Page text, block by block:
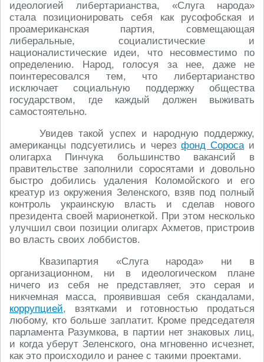
идеологией либертарианства, «Слуга народа»
стала позиционировать себя как русофобская и
проамериканская партия, совмещающая
либеральные, социалистические и
националистические идеи, что несовместимо по
определению. Народ, голосуя за нее, даже не
поинтересовался тем, что либертарианство
исключает социальную поддержку общества
государством, где каждый должен выживать
самостоятельно.
Увидев такой успех и народную поддержку,
американцы подсуетились и черезфонд Соросаи
олигарха Пинчука большинство вакансий в
правительстве заполнили соросятами и довольно
быстро добились удаления Коломойского и его
креатур из окружения Зеленского, взяв под полный
контроль украинскую власть и сделав нового
президента своей марионеткой. При этом несколько
улучшил свои позиции олигарх Ахметов, пристроив
во власть своих лоббистов.
Квазипартия «Слуга народа» ни в
организационном, ни в идеологическом плане
ничего из себя не представляет, это серая и
никчемная масса, проявившая себя скандалами,
коррупцией, взятками и готовностью продаться
любому, кто больше заплатит. Кроме председателя
парламента Разумкова, в партии нет знаковых лиц,
и когда уберут Зеленского, она мгновенно исчезнет,
как это происходило и ранее с такими проектами.